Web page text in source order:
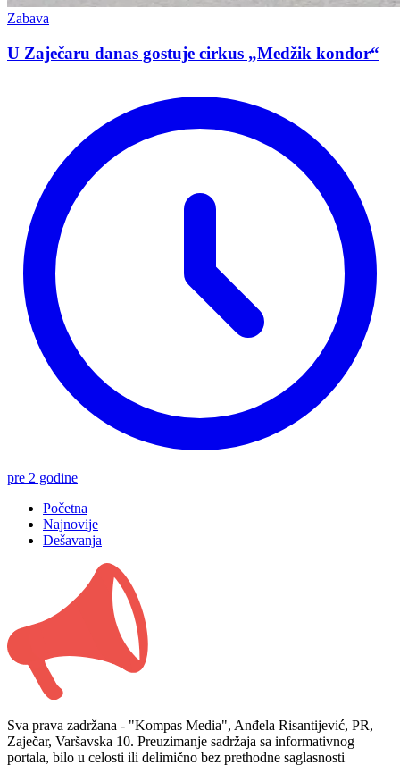
Zabava
U Zaječaru danas gostuje cirkus „Medžik kondor“
pre 2 godine
Početna
Najnovije
Dešavanja
Sva prava zadržana - "Kompas Media", Anđela Risantijević, PR,
Zaječar, Varšavska 10. Preuzimanje sadržaja sa informativnog
portala, bilo u celosti ili delimično bez prethodne saglasnosti